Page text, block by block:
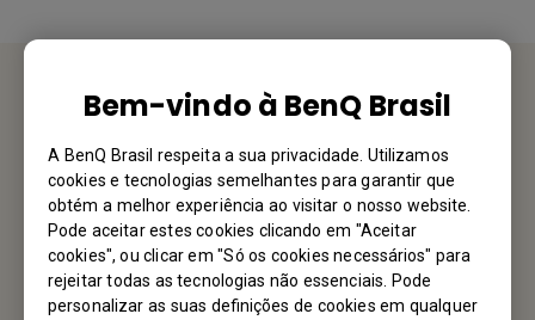
Bem-vindo à BenQ Brasil
A BenQ Brasil respeita a sua privacidade. Utilizamos
cookies e tecnologias semelhantes para garantir que
obtém a melhor experiência ao visitar o nosso website.
Pode aceitar estes cookies clicando em "Aceitar
cookies", ou clicar em "Só os cookies necessários" para
rejeitar todas as tecnologias não essenciais. Pode
personalizar as suas definições de cookies em qualquer
Fale Conosco
Gostaríamos muito de ouvir de você
Mande um email